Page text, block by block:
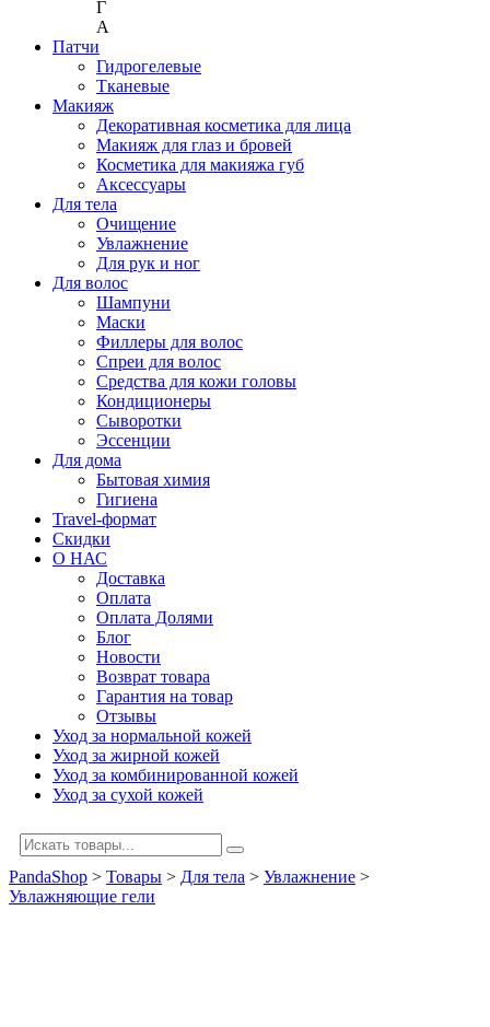
Г
A
Патчи
Гидрогелевые
Тканевые
Макияж
Декоративная косметика для лица
Макияж для глаз и бровей
Косметика для макияжа губ
Аксессуары
Для тела
Очищение
Увлажнение
Для рук и ног
Для волос
Шампуни
Маски
Филлеры для волос
Спреи для волос
Средства для кожи головы
Кондиционеры
Сыворотки
Эссенции
Для дома
Бытовая химия
Гигиена
Travel-формат
Скидки
О НАС
Доставка
Оплата
Оплата Долями
Блог
Новости
Возврат товара
Гарантия на товар
Отзывы
Уход за нормальной кожей
Уход за жирной кожей
Уход за комбинированной кожей
Уход за сухой кожей
PandaShop > Товары > Для тела > Увлажнение >
Увлажняющие гели